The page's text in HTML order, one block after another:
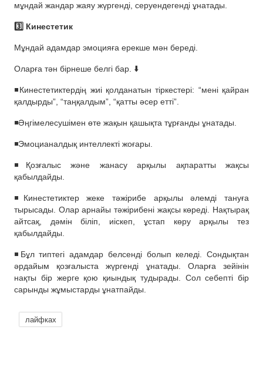
мұндай жандар жаяу жүргенді, серуендегенді ұнатады.
3️⃣ Кинестетик
Мұндай адамдар эмоцияға ерекше мән береді.
Оларға тән бірнеше белгі бар. ⬇️
◾️Кинестетиктердің жиі қолданатын тіркестері: “мені қайран
қалдырды”, “таңқалдым”, “қатты әсер етті”.
◾️Әңгімелесушімен өте жақын қашықта тұрғанды ұнатады.
◾️Эмоцианалдық интеллекті жоғары.
◾️Қозғалыс және жанасу арқылы ақпаратты жақсы
қабылдайды.
◾️Кинестетиктер жеке тәжірибе арқылы әлемді тануға
тырысады. Олар арнайы тәжірибені жақсы көреді. Нақтырақ
айтсақ, дәмін біліп, иіскеп, ұстап көру арқылы тез
қабылдайды.
◾️Бұл типтегі адамдар белсенді болып келеді. Сондықтан
әрдайым қозғалыста жүргенді ұнатады. Оларға зейінін
нақты бір жерге қою қиындық тудырады. Сол себепті бір
сарынды жұмыстарды ұнатпайды.
лайфках